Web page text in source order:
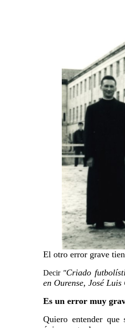
El otro error grave
Decir "Criado
en Ourense, José
Es un error muy
Quiero entender